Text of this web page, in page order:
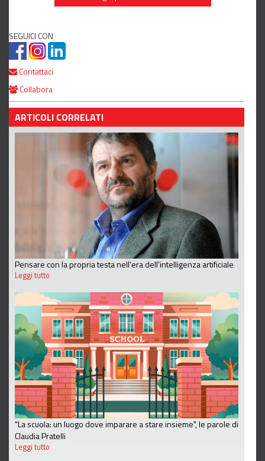
SEGUICI CON
Contattaci
Collabora
ARTICOLI CORRELATI
Pensare con la propria testa nell'era dell'intelligenza artificiale
Leggi tutto
"La scuola: un luogo dove imparare a stare insieme", le parole di
Claudia Pratelli
Leggi tutto